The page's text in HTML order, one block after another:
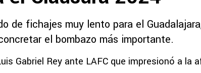
de fichajes muy lento para el
el bombazo más importante.
Gabriel Rey ante LAFC que impresionó a la